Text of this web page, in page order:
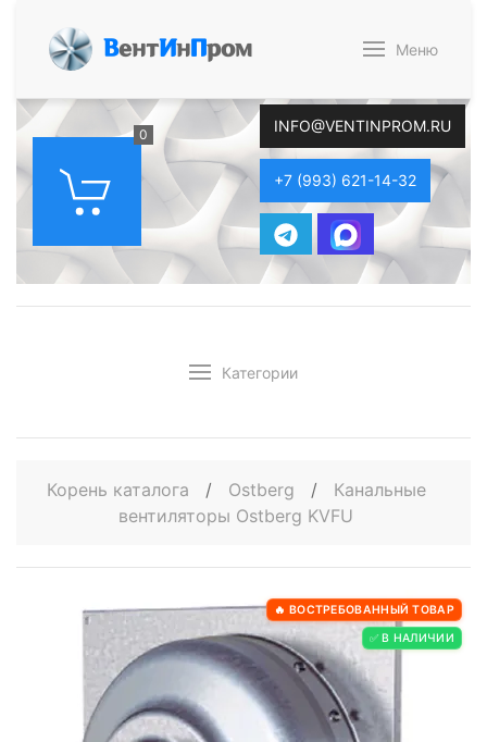
ВентИнПром Меню
0 INFO@VENTINPROM.RU
+7 (993) 621-14-32
Категории
Корень каталога / Ostberg /
Канальные
вентиляторы Ostberg KVFU
🔥 ВОСТРЕБОВАННЫЙ ТОВАР
✅ В НАЛИЧИИ